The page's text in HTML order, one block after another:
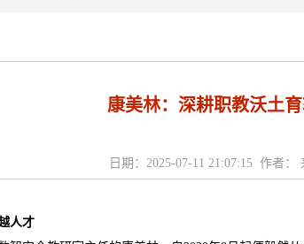
康美林：深耕职教沃土
日期：2025-07-11 21:07:15 作者：
人才